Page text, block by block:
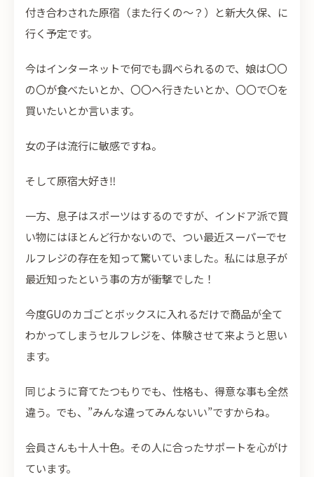
付き合わされた原宿（また行くの～？）と新大久保、に
行く予定です。
今はインターネットで何でも調べられるので、娘は〇〇
の〇が食べたいとか、〇〇へ行きたいとか、〇〇で〇を
買いたいとか言います。
女の子は流行に敏感ですね。
そして原宿大好き‼
一方、息子はスポーツはするのですが、インドア派で買
い物にはほとんど行かないので、つい最近スーパーでセ
ルフレジの存在を知って驚いていました。私には息子が
最近知ったという事の方が衝撃でした！
今度GUのカゴごとボックスに入れるだけで商品が全て
わかってしまうセルフレジを、体験させて来ようと思い
ます。
同じように育てたつもりでも、性格も、得意な事も全然
違う。でも、”みんな違ってみんないい”ですからね。
会員さんも十人十色。その人に合ったサポートを心がけ
ています。